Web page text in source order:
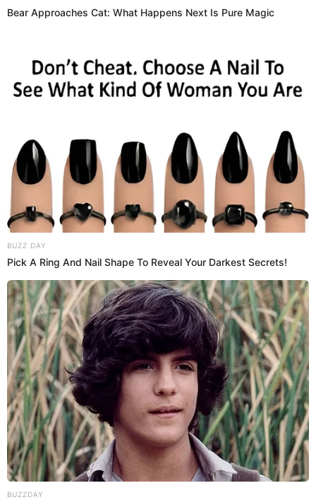
potente remate desde fuera del área.
3/4/2024
Alianza Lima vs. Fluminense: 22'
Atento Campos
El guardameta de Alianza cortó una peligrosa jugada
de ataque de los visitantes.
19:52 3/4/2024
Alianza Lima vs. Fluminense: 19'
la situación más clara
Serna tuvo un mano a mano contra el portero del 'Flu'
pero definió mal y el arquero atajó el remate.
19:49